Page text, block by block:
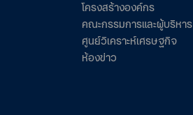
โครงสร้างองค์กร
คณะกรรมการและผู้บริหาร
ศูนย์วิเคราะห์เศรษฐกิจ
ห้องข่าว